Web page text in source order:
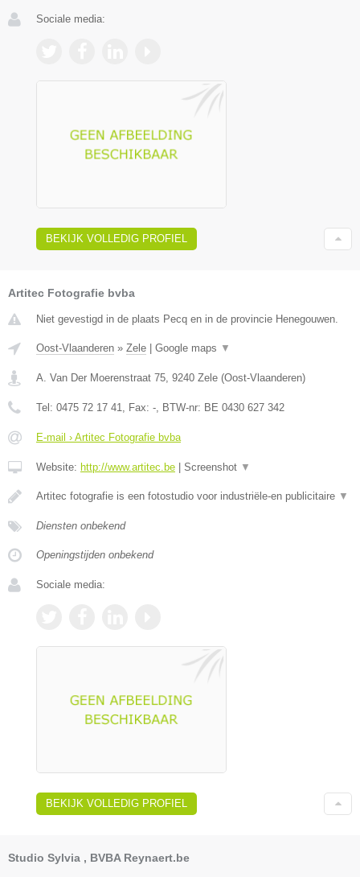
Sociale media:
BEKIJK VOLLEDIG PROFIEL
Artitec Fotografie bvba
Niet gevestigd in de plaats Pecq en in de provincie Henegouwen.
Oost-Vlaanderen » Zele | Google maps ▼
A. Van Der Moerenstraat 75 9240 Zele (Oost-Vlaanderen)
Tel: 0475 72 17 41 , Fax: - , BTW-nr: BE 0430 627 342
E-mail › Artitec Fotografie bvba
Website: http://www.artitec.be | Screenshot ▼
Artitec fotografie is een fotostudio voor industriële-en publicitaire ▼
Diensten onbekend
Openingstijden onbekend
Sociale media:
BEKIJK VOLLEDIG PROFIEL
Studio Sylvia , BVBA Reynaert.be